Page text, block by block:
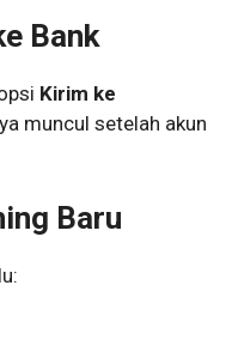
Bank
Kirim ke
muncul setelah akun
Baru